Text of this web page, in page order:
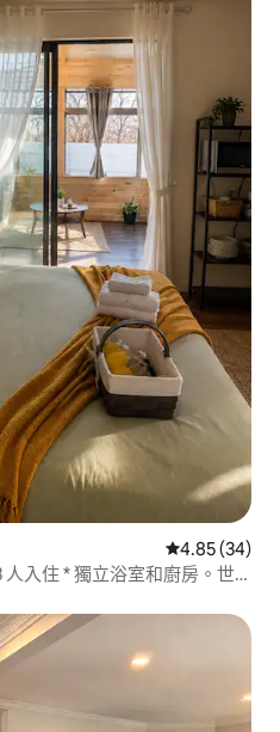
從 34 則評價
4.85 (34)
入住 * 獨立浴室和廚房。世